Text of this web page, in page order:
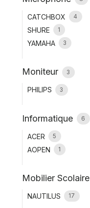
CATCHBOX 4
SHURE 1
YAMAHA 3
Moniteur 3
PHILIPS 3
Informatique 6
ACER 5
AOPEN 1
Mobilier Scolaire
NAUTILUS 17